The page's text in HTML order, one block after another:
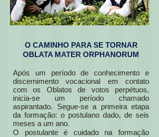
O CAMINHO PARA SE TORNAR
OBLATA MATER ORPHANORUM
Após um período de conhecimento e
discernimento vocacional em contato
com os Oblatos de votos perpétuos,
inicia-se um período chamado
aspirantado. Segue-se a primeira etapa
da formação: o postulano dado, de seis
meses a um ano.
O postulante é cuidado na formação